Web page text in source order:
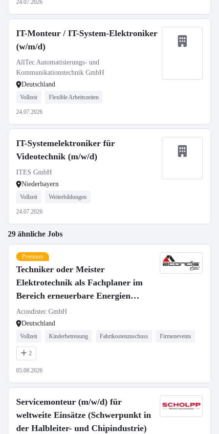
24.07.2026
IT-Monteur / IT-System-Elektroniker
(w/m/d)
AllTec Automatisierungs- und
Kommunikationstechnik GmbH
Deutschland
Vollzeit Flexible Arbeitszeiten
24.07.2026
IT-Systemelektroniker für
Videotechnik (m/w/d)
ITES GmbH
Niederbayern
Vollzeit Weiterbildungen
24.07.2026
29 ähnliche Jobs
Premium
Techniker oder Meister
Elektrotechnik als Fachplaner im
Bereich erneuerbare Energien
(m/w/d)
Acondistec GmbH
Deutschland
Vollzeit Kinderbetreuung Fahrtkostenzuschuss Firmenevents
2
05.08.2026
Servicemonteur (m/w/d) für
weltweite Einsätze (Schwerpunkt in
der Halbleiter- und Chipindustrie)